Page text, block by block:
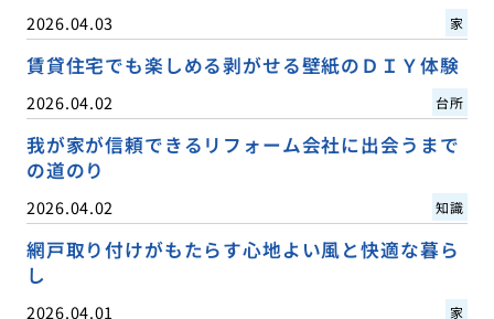
2026.04.03 家
賃貸住宅でも楽しめる剥がせる壁紙のＤＩＹ体験
2026.04.02 台所
我が家が信頼できるリフォーム会社に出会うまで
の道のり
2026.04.02 知識
網戸取り付けがもたらす心地よい風と快適な暮ら
し
2026.04.01 家